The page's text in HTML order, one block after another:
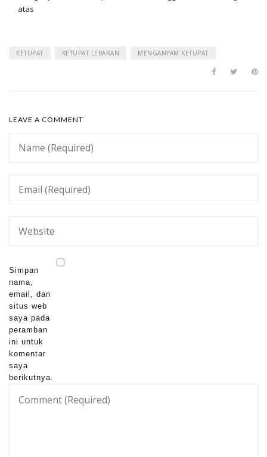
atas
KETUPAT KETUPAT LEBARAN MENGANYAM KETUPAT
LEAVE A COMMENT
Simpan
nama,
email, dan
situs web
saya pada
peramban
ini untuk
komentar
saya
berikutnya.